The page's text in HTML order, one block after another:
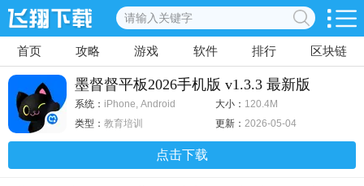
首页 攻略 游戏 软件 排行 区块链
墨督督平板2026手机版 v1.3.3 最新版
系统： iPhone, Android 大小： 120.4M
类型： 教育培训 更新： 2026-05-04
点击下载